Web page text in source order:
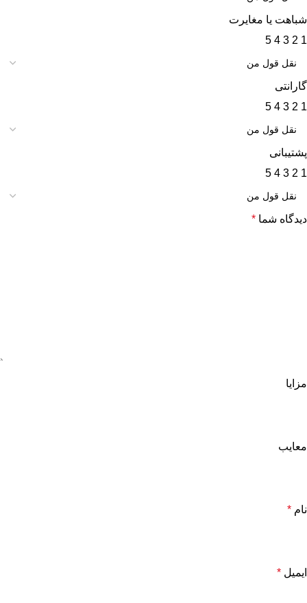
شباهت یا مغایرت
1
2
3
4
5
گارانتی
1
2
3
4
5
پشتیبانی
1
2
3
4
5
دیدگاه شما *
مزایا
معایب
نام *
ایمیل *